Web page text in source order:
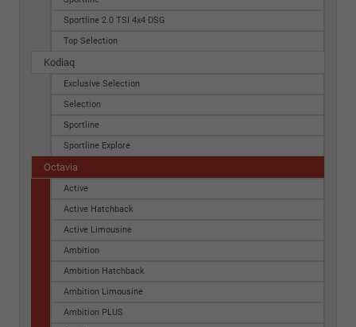
Sportline 2.0 TSI 4x4 DSG
Top Selection
Kodiaq
Exclusive Selection
Selection
Sportline
Sportline Explore
Octavia
Active
Active Hatchback
Active Limousine
Ambition
Ambition Hatchback
Ambition Limousine
Ambition PLUS